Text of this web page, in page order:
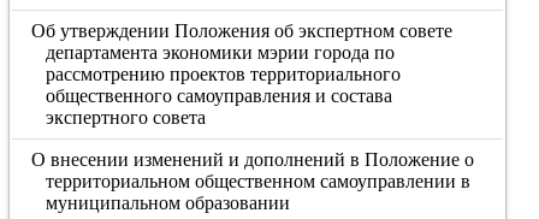
Об утверждении Положения об экспертном совете
департамента экономики мэрии города по
рассмотрению проектов территориального
общественного самоуправления и состава
экспертного совета
О внесении изменений и дополнений в Положение о
территориальном общественном самоуправлении в
муниципальном образовании